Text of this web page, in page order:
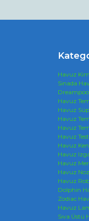
Havuz
Sinada
Havuz
Havuz
Havuz
Havuz
Havuz
Havuz
Havuz
Havuz
Havuz
Havuz
Dolphin
Zodiac
Havuz
Sıva Üstü